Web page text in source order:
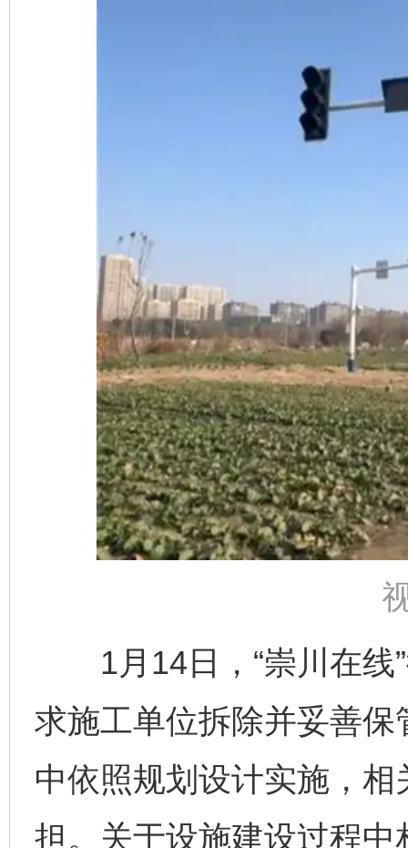
1月14日，“崇川在线”
求施工单位拆除并妥善
中依照规划设计实施，
担。关于设施建设过程